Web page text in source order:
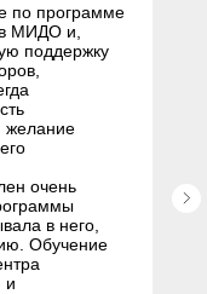
по программе
в МИДО и,
поддержку
желание
очень
в него,
Обучение
и